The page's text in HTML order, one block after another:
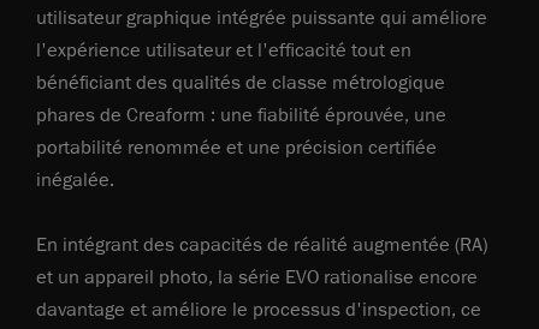
utilisateur graphique intégrée puissante qui améliore
l'expérience utilisateur et l'efficacité tout en
bénéficiant des qualités de classe métrologique
phares de Creaform : une fiabilité éprouvée, une
portabilité renommée et une précision certifiée
inégalée.
En intégrant des capacités de réalité augmentée (RA)
et un appareil photo, la série EVO rationalise encore
davantage et améliore le processus d'inspection, ce